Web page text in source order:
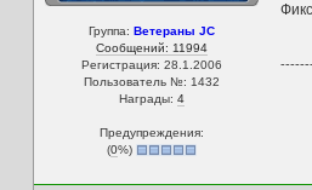
Группа: Ветераны JC
Сообщений: 11994
Регистрация: 28.1.2006
Пользователь №: 1432
Награды: 4
Предупреждения:
(0%)